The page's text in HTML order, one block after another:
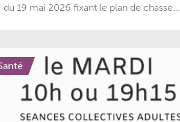
du 19 mai 2026 fixant le plan de chasse...